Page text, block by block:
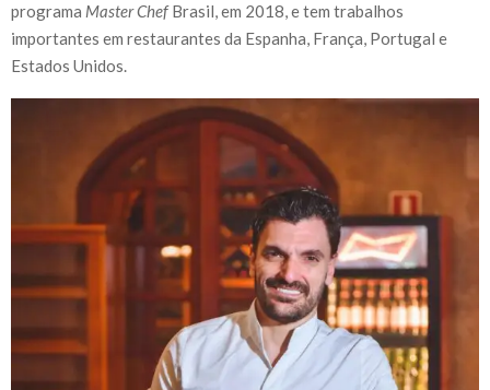
programa Master ChefBrasil, em 2018, e tem trabalhos
importantes em restaurantes da Espanha, França, Portugal e
Estados Unidos.